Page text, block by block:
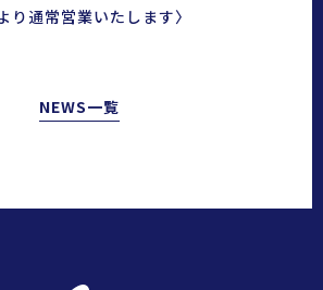
り通常営業いたします〉
NEWS一覧